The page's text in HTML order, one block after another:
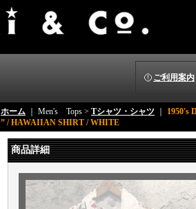
ご利用案内
ホーム ｜ Men's Tops > Tシャツ・シャツ
1950's
” / HAWAIIAN SHIRT / WHITE
商品詳細